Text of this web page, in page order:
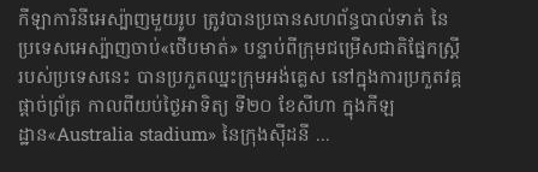
កីឡាការិនីអេស្ប៉ាញមួយរូប ត្រូវបានប្រធានសហព័ន្ធបាល់ទាត់ នៃ
ប្រទេសអេស្ប៉ាញចាប់«ថើបមាត់» បន្ទាប់ពីក្រុមជម្រើសជាតិផ្នែកស្ត្រី
របស់ប្រទេសនេះ បានប្រកួតឈ្នះក្រុមអង់គ្លេស នៅក្នុងការប្រកួតវគ្គ
ផ្ដាច់ព្រ័ត្រ កាលពីយប់ថ្ងៃអាទិត្យ ទី២០ ខែសីហា ក្នុងកីឡ
ដ្ឋាន«Australia stadium» នៃក្រុងស៊ីដនី ...